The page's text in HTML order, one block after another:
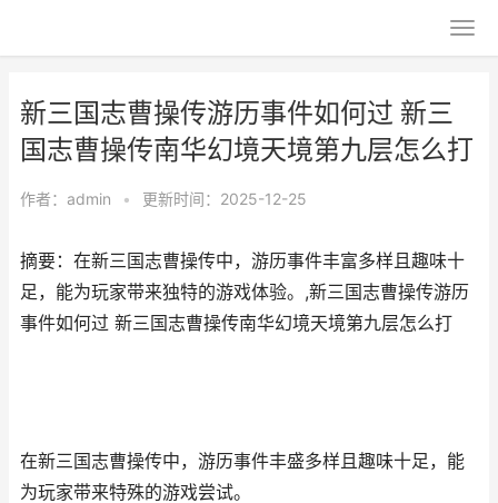
新三国志曹操传游历事件如何过 新三
国志曹操传南华幻境天境第九层怎么打
作者： admin • 更新时间：2025-12-25
摘要：在新三国志曹操传中，游历事件丰富多样且趣味十
足，能为玩家带来独特的游戏体验。,新三国志曹操传游历
事件如何过 新三国志曹操传南华幻境天境第九层怎么打
在新三国志曹操传中，游历事件丰盛多样且趣味十足，能
为玩家带来特殊的游戏尝试。